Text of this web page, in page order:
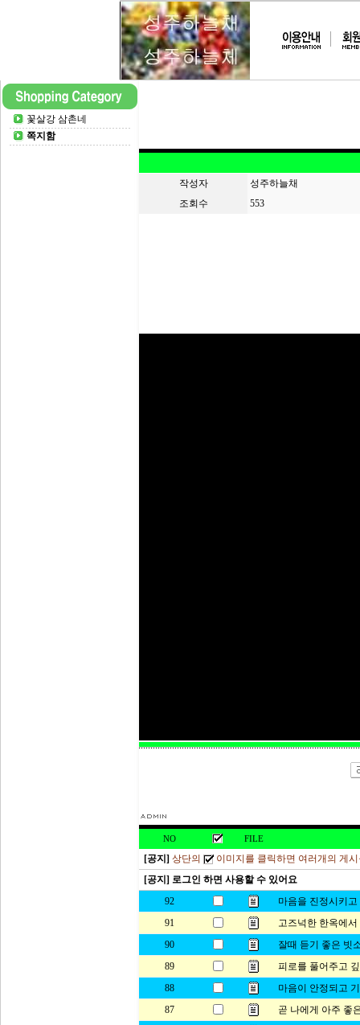
꽃살강 삼촌네
쪽지함
작성자
성주하늘채
조회수
553
NO FILE
[공지] 상단의
이미지를 클릭하면 여러개의 게
[공지] 로그인 하면 사용할 수 있어요
92
마음을 진정시키
91
고즈넉한 한옥에
90
잘때 듣기 좋은 빗
89
피로를 풀어주고
88
마음이 안정되고
87
곧 나에게 아주 좋